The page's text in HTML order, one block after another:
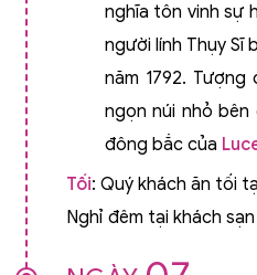
nghĩa tôn vinh sự
người lính Thụy Sĩ
năm 1792.
ngọn núi nhỏ
đông bắc của
Tối: Quý khách ăn tối
Nghỉ đêm tại khách